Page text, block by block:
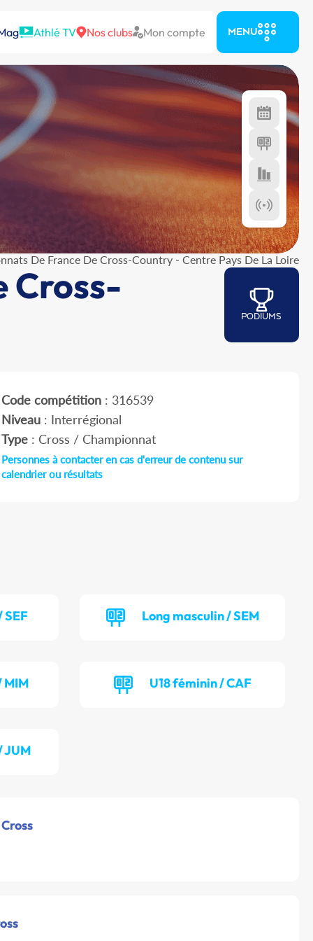
Athlé TV Nos clubs Mon compte MENU
De France De Cross-Country - Centre Pays De La Loire
Cross-
PODIUMS
Code compétition: 316539
Niveau: Interrégional
Type: Cross / Championnat
Personnes à contacter en cas d'erreur de contenu sur
calendrier ou résultats
Long masculin / SEM
MIM U18 féminin / CAF
JUM